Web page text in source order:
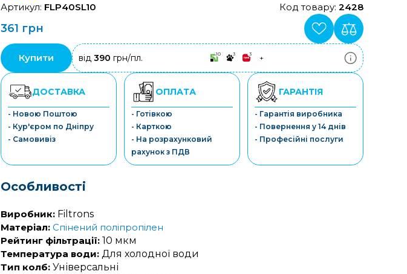
Артикул: FLP40SL10 Код товару: 2428
361 грн
Купити від 390 грн/пл. 10 3 3 +
3-10 платежів, кредит 0.01%
Монобанк
3-7 платежів, кредит 0.01%
ПУМБ
3-10 платежів, кредит 0.01%
3-10 платежів, кредит 0.01%
3-10 платежів, кредит 0.01%
Sens-Банк
ДОСТАВКА
- Новою Поштою
- Кур'єром по Дніпру
- Самовивіз
ОПЛАТА
- Готівкою
- Карткою
- На розрахунковий
рахунок з ПДВ
ГАРАНТІЯ
- Гарантія виробника
- Повернення у 14 днів
- Професійні послуги
Особливості
Виробник: Filtrons
Матеріал: Спінений поліпропілен
Рейтинг фільтрації: 10 мкм
Температура води: Для холодної води
Тип колб: Універсальні